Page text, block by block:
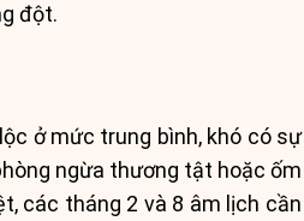
đột.
ở mức trung bình, khó có sự
ngừa thương tật hoặc ốm
các tháng 2 và 8 âm lịch cần